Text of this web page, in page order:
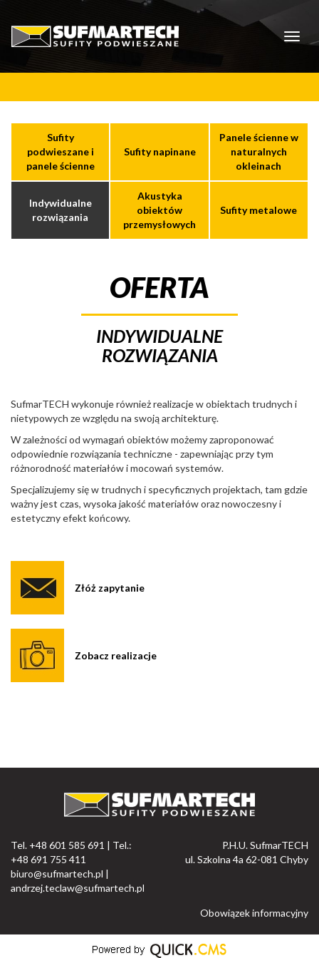
Sufity
podwieszane i
panele ścienne
Sufity napinane
Panele ścienne w
naturalnych
okleinach
Indywidualne
rozwiązania
Akustyka
obiektów
przemysłowych
Sufity metalowe
OFERTA
INDYWIDUALNE
ROZWIĄZANIA
SufmarTECH wykonuje również realizacje w obiektach trudnych i
nietypowych ze względu na swoją architekturę.
W zależności od wymagań obiektów możemy zaproponować
odpowiednie rozwiązania techniczne - zapewniając przy tym
różnorodność materiałów i mocowań systemów.
Specjalizujemy się w trudnych i specyficznych projektach, tam gdzie
ważny jest czas, wysoka jakość materiałów oraz nowoczesny i
estetyczny efekt końcowy.
Złóż zapytanie
Zobacz realizacje
Tel. +48 601 585 691 | Tel.:
+48 691 755 411
biuro@sufmartech.pl |
andrzej.teclaw@sufmartech.pl
P.H.U. SufmarTECH
ul. Szkolna 4a 62-081 Chyby
Obowiązek informacyjny